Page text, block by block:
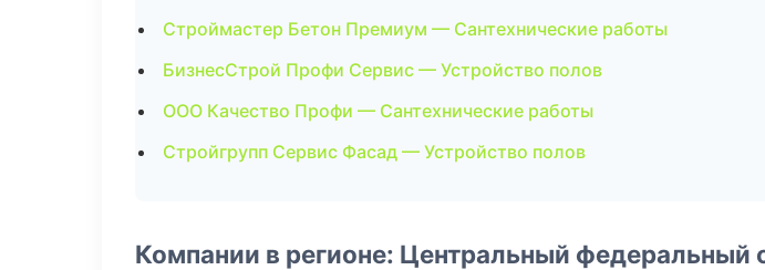
Строймастер Бетон Премиум — Сантехнические работы
БизнесСтрой Профи Сервис — Устройство полов
ООО Качество Профи — Сантехнические работы
Стройгрупп Сервис Фасад — Устройство полов
Компании в регионе: Центральный федеральный